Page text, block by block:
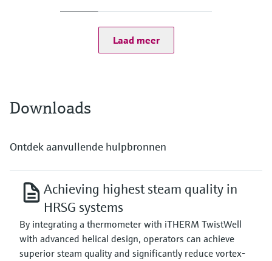
max. 800 °C
(max. 1.472 °F)
max. 1.100 °C
(max. 2.012 °F)
Laad meer
Downloads
Ontdek aanvullende hulpbronnen
Achieving highest steam quality in
HRSG systems
By integrating a thermometer with iTHERM TwistWell
with advanced helical design, operators can achieve
superior steam quality and significantly reduce vortex-